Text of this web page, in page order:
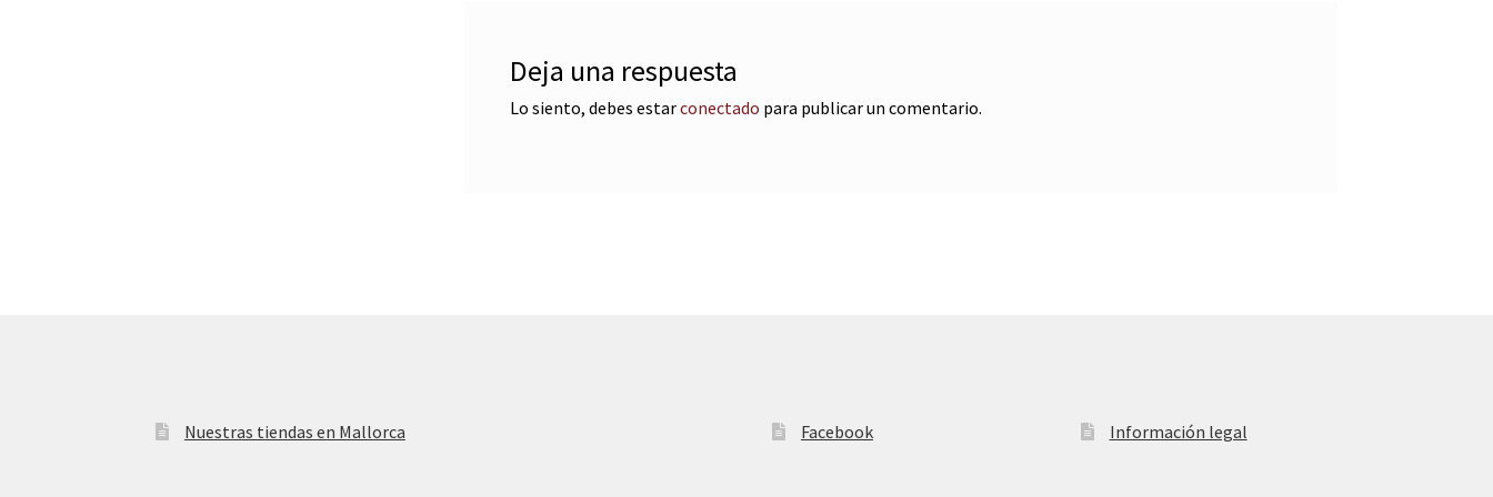
Deja una respuesta
Lo siento, debes estarconectado para publicar un comentario.
Nuestras tiendas en Mallorca Facebook Información legal